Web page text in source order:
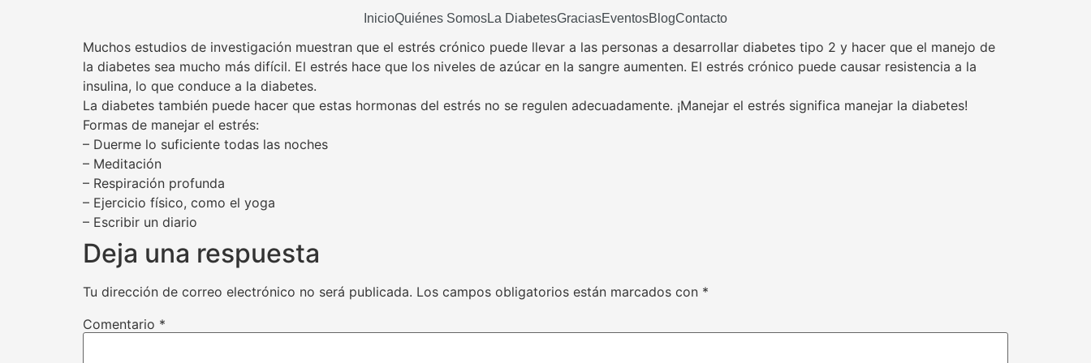
InicioQuiénes SomosLa DiabetesGraciasEventosBlogContacto
Muchos estudios de investigación muestran que el estrés crónico puede llevar a las personas a desarrollar diabetes tipo 2 y hacer que el manejo de
la diabetes sea mucho más difícil. El estrés hace que los niveles de azúcar en la sangre aumenten. El estrés crónico puede causar resistencia a la
insulina, lo que conduce a la diabetes.
La diabetes también puede hacer que estas hormonas del estrés no se regulen adecuadamente. ¡Manejar el estrés significa manejar la diabetes!
Formas de manejar el estrés:
– Duerme lo suficiente todas las noches
– Meditación
– Respiración profunda
– Ejercicio físico, como el yoga
– Escribir un diario
Deja una respuesta
Tu dirección de correo electrónico no será publicada. Los campos obligatorios están marcados con *
Comentario *